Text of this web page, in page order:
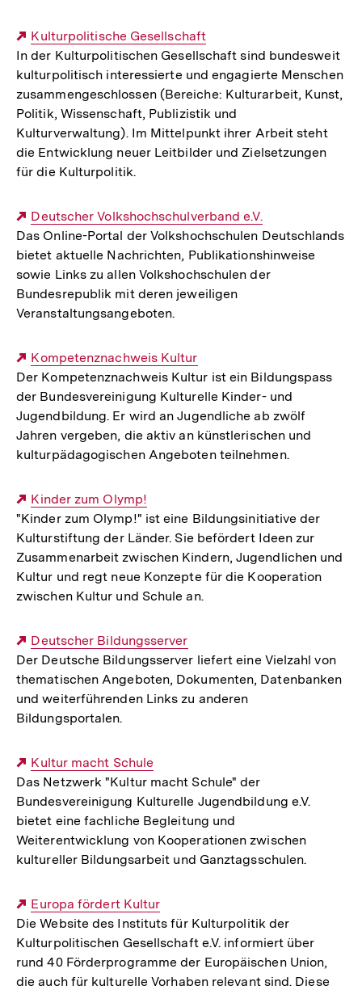
Externer
Link:
Kulturpolitische Gesellschaft
In der Kulturpolitischen Gesellschaft sind bundesweit
kulturpolitisch interessierte und engagierte Menschen
zusammengeschlossen (Bereiche: Kulturarbeit, Kunst,
Politik, Wissenschaft, Publizistik und
Kulturverwaltung). Im Mittelpunkt ihrer Arbeit steht
die Entwicklung neuer Leitbilder und Zielsetzungen
für die Kulturpolitik.
Externer
Link:
Deutscher Volkshochschulverband e.V.
Das Online-Portal der Volkshochschulen Deutschlands
bietet aktuelle Nachrichten, Publikationshinweise
sowie Links zu allen Volkshochschulen der
Bundesrepublik mit deren jeweiligen
Veranstaltungsangeboten.
Externer
Link:
Kompetenznachweis Kultur
Der Kompetenznachweis Kultur ist ein Bildungspass
der Bundesvereinigung Kulturelle Kinder- und
Jugendbildung. Er wird an Jugendliche ab zwölf
Jahren vergeben, die aktiv an künstlerischen und
kulturpädagogischen Angeboten teilnehmen.
Externer
Link:
Kinder zum Olymp!
"Kinder zum Olymp!" ist eine Bildungsinitiative der
Kulturstiftung der Länder. Sie befördert Ideen zur
Zusammenarbeit zwischen Kindern, Jugendlichen und
Kultur und regt neue Konzepte für die Kooperation
zwischen Kultur und Schule an.
Externer
Link:
Deutscher Bildungsserver
Der Deutsche Bildungsserver liefert eine Vielzahl von
thematischen Angeboten, Dokumenten, Datenbanken
und weiterführenden Links zu anderen
Bildungsportalen.
Externer
Link:
Kultur macht Schule
Das Netzwerk "Kultur macht Schule" der
Bundesvereinigung Kulturelle Jugendbildung e.V.
bietet eine fachliche Begleitung und
Weiterentwicklung von Kooperationen zwischen
kultureller Bildungsarbeit und Ganztagsschulen.
Externer
Link:
Europa fördert Kultur
Die Website des Instituts für Kulturpolitik der
Kulturpolitischen Gesellschaft e.V. informiert über
rund 40 Förderprogramme der Europäischen Union,
die auch für kulturelle Vorhaben relevant sind. Diese